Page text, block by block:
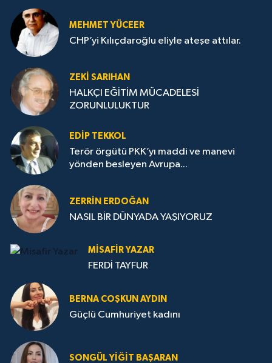
MEHMET YÜCEER
CHP’yi Kılıçdaroğlu eliyle ateşe attılar.
ZEKI SARIHAN
HALKÇI EĞİTİM MÜCADELESİ
ZORUNLULUKTUR
EDIP TEKKOL
Terör örgütü PKK’yı maddi ve manevi
yönden besleyen Avrupa...
ZERRIN ERDOĞAN
NASIL BİR DÜNYADA YAŞIYORUZ
MISAFIR YAZAR
FERDİ TAYFUR
BERNA COŞKUN AYDIN
Güçlü Cumhuriyet kadını
SONGÜL YIĞIT BAŞARAN